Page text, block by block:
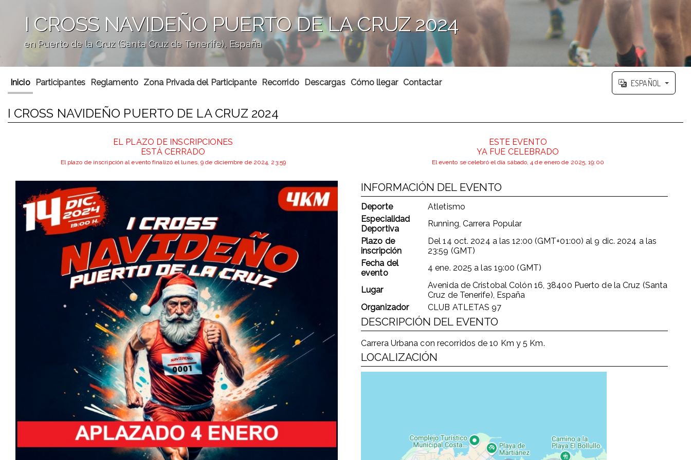
I CROSS NAVIDEÑO PUERTO DE LA CRUZ 2024
en Puerto de la Cruz (Santa Cruz de Tenerife), España
';
Inicio Participantes Reglamento Zona Privada del Participante Recorrido Descargas Cómo llegar Contactar ESPAÑOL
I CROSS NAVIDEÑO PUERTO DE LA CRUZ 2024
EL PLAZO DE INSCRIPCIONES
ESTÁ CERRADO
El plazo de inscripción al evento finalizó el lunes, 9 de diciembre de 2024, 23:59
ESTE EVENTO
YA FUE CELEBRADO
El evento se celebró el día sábado, 4 de enero de 2025, 19:00
INFORMACIÓN DEL EVENTO
Deporte
Atletismo
Especialidad
Deportiva
Running, Carrera Popular
Plazo de
inscripción
Del14 oct. 2024 a las12:00 (GMT+01:00) al9 dic. 2024 a las
23:59 (GMT)
Fecha del
evento
4 ene. 2025 a las 19:00 (GMT)
Lugar
Avenida de Cristobal Colón 16, 38400 Puerto de la Cruz (Santa
Cruz de Tenerife), España
Organizador
CLUB ATLETAS 97
DESCRIPCIÓN DEL EVENTO
Carrera Urbana con recorridos de 10 Km y 5 Km.
LOCALIZACIÓN